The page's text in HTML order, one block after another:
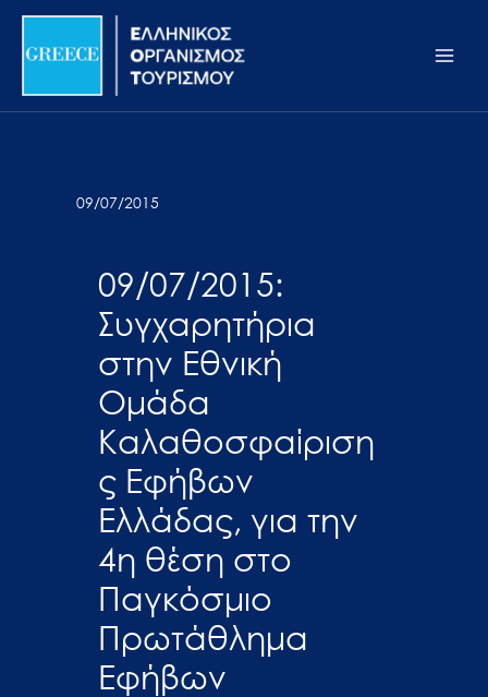
Σημείωση:
ιστότοπος
προσβασιμότητας.
Μετάβαση
περιεχόμενο
09/07/2015
09/07/2015:
Συγχαρητήρια
στην Εθνική
Ομάδα
Καλαθοσφαίριση
ς Εφήβων
Ελλάδας, για την
4η θέση στο
Παγκόσμιο
Πρωτάθλημα
Εφήβων